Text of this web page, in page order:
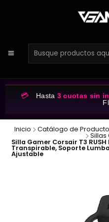
💳 Hasta 3 cuotas sin
Inicio Catálogo de
Sillas
Silla Gamer Corsair T3
Transpirable, Soporte
Ajustable